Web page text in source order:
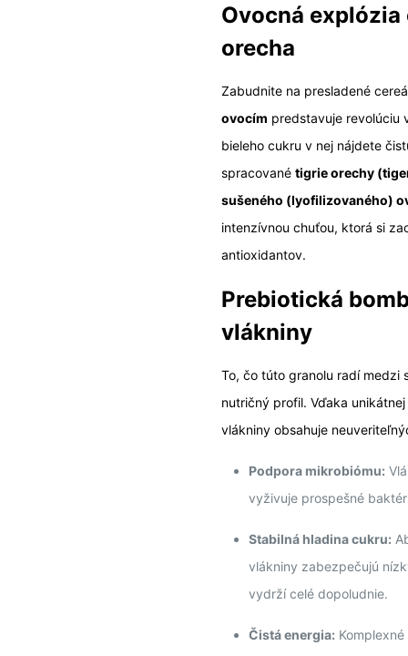
Ovocná
orecha
Zabudnite na presladené
ovocím predstavuje revolúciu
bieleho cukru v nej nájdete
spracované tigrie orechy
sušeného (lyofilizovaného)
intenzívnou chuťou, ktorá si
antioxidantov.
Prebiotická
vlákniny
To, čo túto granolu radí medzi
nutričný profil. Vďaka
vlákniny obsahuje
Podpora mikrobiómu:
vyživuje prospešné
Stabilná hladina cukru:
vlákniny zabezpečujú
vydrží celé dopoludnie.
Čistá energia: